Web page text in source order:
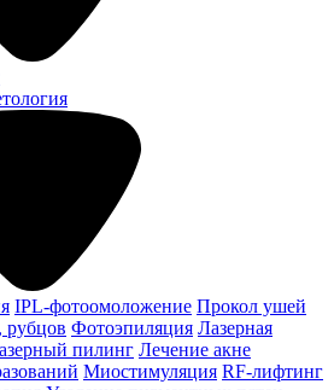
IPL-фотоомоложение Прокол ушей
рубцов Фотоэпиляция Лазерная
пилинг Лечение акне
Миостимуляция RF-лифтинг